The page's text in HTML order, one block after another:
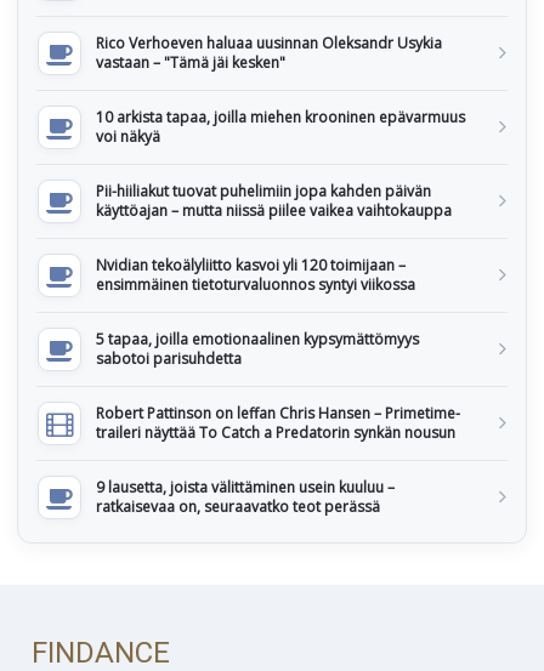
Rico Verhoeven haluaa uusinnan Oleksandr Usykia
vastaan – "Tämä jäi kesken"
10 arkista tapaa, joilla miehen krooninen epävarmuus
voi näkyä
Pii-hiiliakut tuovat puhelimiin jopa kahden päivän
käyttöajan – mutta niissä piilee vaikea vaihtokauppa
Nvidian tekoälyliitto kasvoi yli 120 toimijaan –
ensimmäinen tietoturvaluonnos syntyi viikossa
5 tapaa, joilla emotionaalinen kypsymättömyys
sabotoi parisuhdetta
Robert Pattinson on leffan Chris Hansen – Primetime-
traileri näyttää To Catch a Predatorin synkän nousun
9 lausetta, joista välittäminen usein kuuluu –
ratkaisevaa on, seuraavatko teot perässä
FINDANCE